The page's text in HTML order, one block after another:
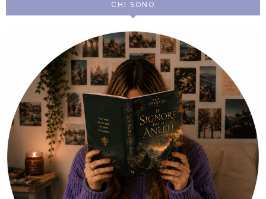
CHI SONO